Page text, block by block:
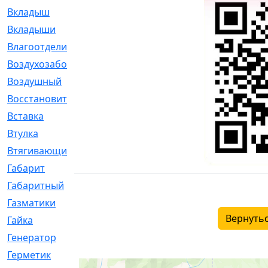
Вкладыш
Вкладыши
Влагоотделитель
Воздухозаборник
Воздушный
Восстановительный
Вставка
Втулка
Втягивающий
Габарит
Габаритный
Газматики
Гайка
Генератор
Герметик
[15]